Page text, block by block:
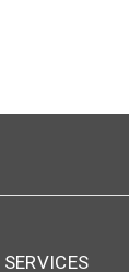
SERVICES